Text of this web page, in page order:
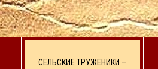
СЕЛЬСКИЕ ТРУЖЕНИКИ –